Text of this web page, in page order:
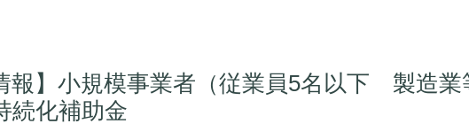
報】小規模事業者（従業員5名以下 製造
続化補助金